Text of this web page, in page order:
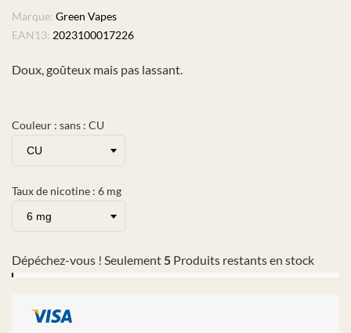
Marque: Green Vapes
EAN13: 2023100017226
Doux, goûteux mais pas lassant.
Couleur : sans : CU
Taux de nicotine : 6 mg
Dépéchez-vous ! Seulement5 Produits restants en stock